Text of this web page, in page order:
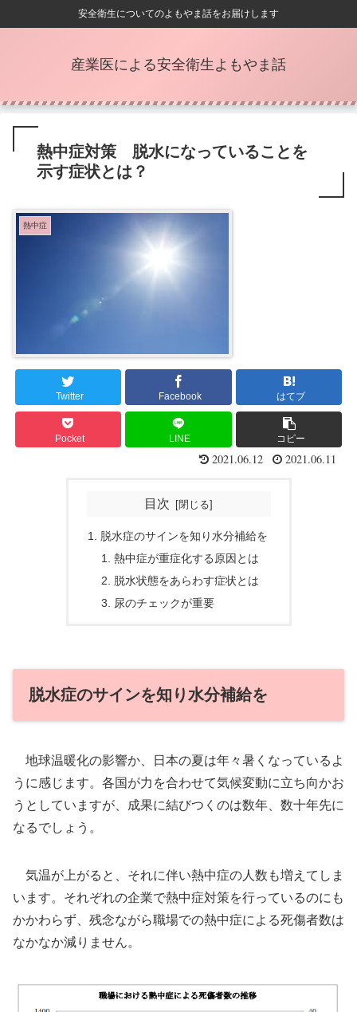
安全衛生についてのよもやま話をお届けします
産業医による安全衛生よもやま話
熱中症対策 脱水になっていることを
示す症状とは？
熱中症
Twitter Facebook はてブ
Pocket LINE コピー
2021.06.12 2021.06.11
目次
脱水症のサインを知り水分補給を
熱中症が重症化する原因とは
脱水状態をあらわす症状とは
尿のチェックが重要
脱水症のサインを知り水分補給を
地球温暖化の影響か、日本の夏は年々暑くなっているよ
うに感じます。各国が力を合わせて気候変動に立ち向かお
うとしていますが、成果に結びつくのは数年、数十年先に
なるでしょう。
気温が上がると、それに伴い熱中症の人数も増えてしま
います。それぞれの企業で熱中症対策を行っているのにも
かかわらず、残念ながら職場での熱中症による死傷者数は
なかなか減りません。